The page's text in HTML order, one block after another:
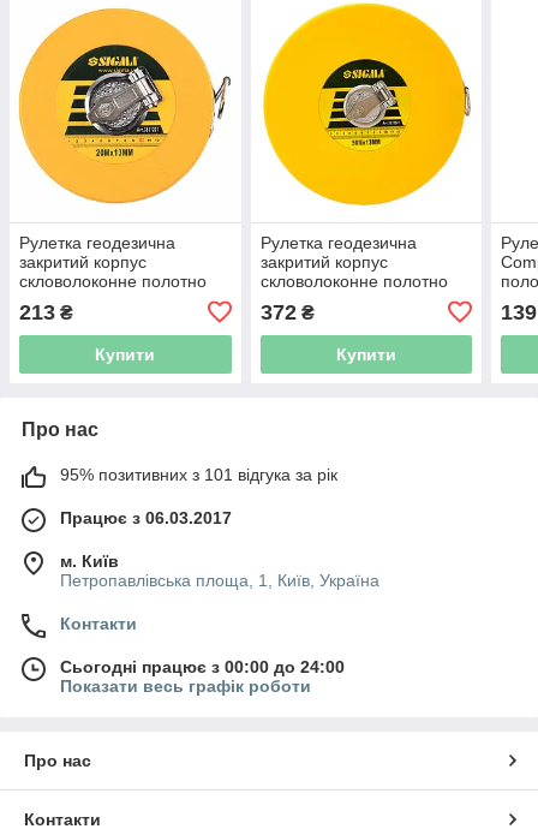
Рулетка геодезична
закритий корпус
скловолоконне полотно
(3831201)
213 ₴
Купити
Рулетка геодезична
закритий корпус
скловолоконне полотно
(3831501)
372₴
Купити
139
Про нас
95% позитивних з 101 відгука за рік
Працює з 06.03.2017
м. Київ
Петропавлівська площа, 1, Київ, Україна
Контакти
Сьогодні працює з 00:00 до 24:00
Показати весь графік роботи
Про нас
Контакти